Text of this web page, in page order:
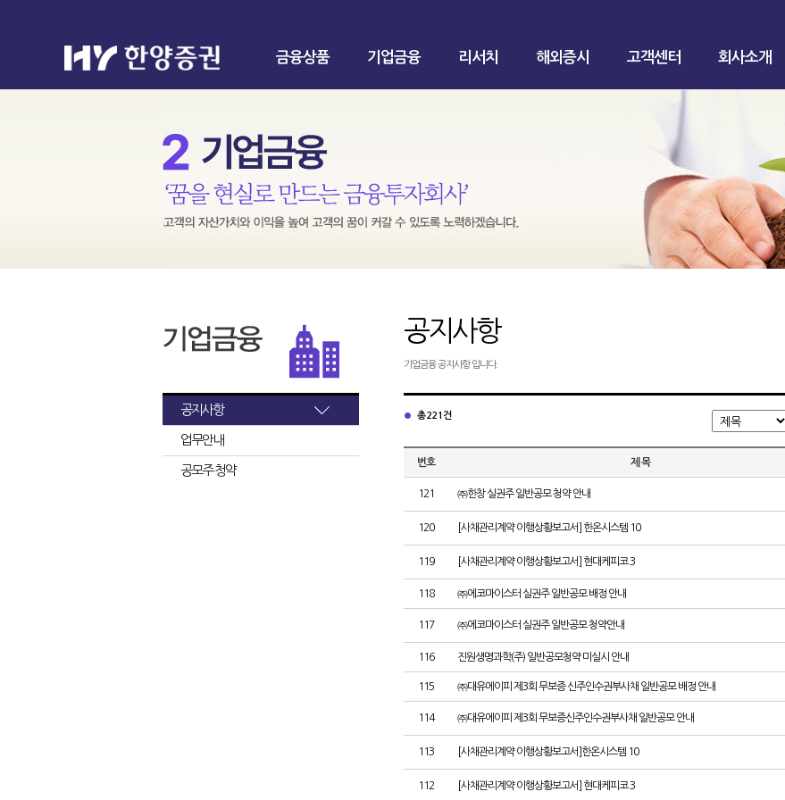
금융상품 기업금융 리서치 해외증시 고객센터 회사소개
공지사항
업무안내
공모주 청약
공지사항
기업금융 공지사항 입니다.
총 221건
번호 제 목
121 ㈜한창 실권주 일반공모 청약 안내
120 [사채관리계약 이행상황보고서] 한온시스템 10
119 [사채관리계약 이행상황보고서] 현대케피코 3
118 ㈜에코마이스터 실권주 일반공모 배정 안내
117 ㈜에코마이스터 실권주 일반공모 청약안내
116 진원생명과학(주) 일반공모청약 미실시 안내
115 ㈜대유에이피 제3회 무보증 신주인수권부사채 일반공모 배정 안내
114 ㈜대유에이피 제3회 무보증신주인수권부사채 일반공모 안내
113 [사채관리계약 이행상황보고서]한온시스템 10
112 [사채관리계약 이행상황보고서] 현대케피코 3